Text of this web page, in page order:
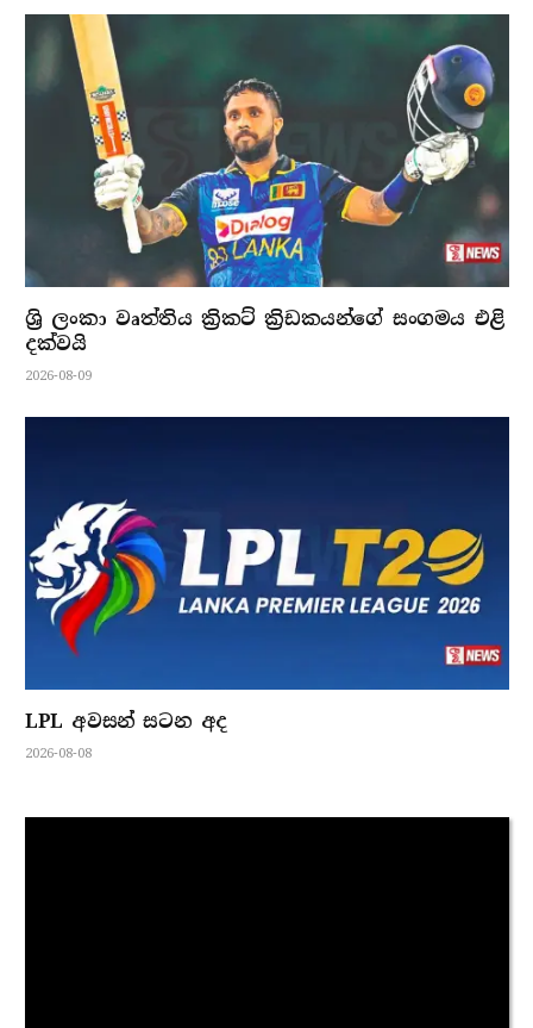
ශ්‍රි ලංකා වෘත්තිය ක්‍රිකට් ක්‍රිඩකයන්ගේ සංගමය එළි
දක්වයි
2026-08-09
LPL අවසන් සටන අද
2026-08-08